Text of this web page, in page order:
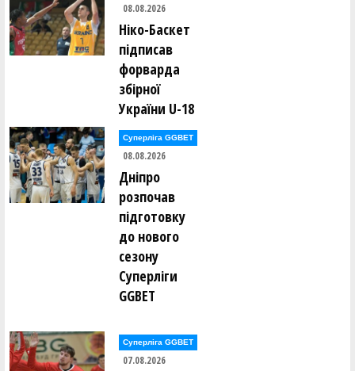
08.08.2026
Ніко-Баскет
підписав
форварда
збірної
України U-18
Суперліга GGBET
08.08.2026
Дніпро
розпочав
підготовку
до нового
сезону
Суперліги
GGBET
Суперліга GGBET
07.08.2026